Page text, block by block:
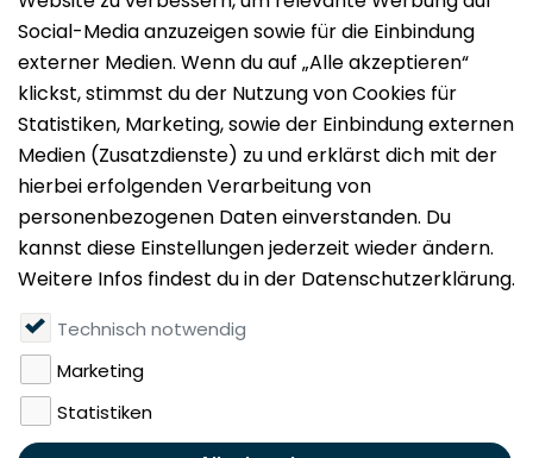
Impressum
Datenschutz
Nutzungsbedingungen
Mieten
Vermieten
Über uns
Presse
Geldwäschegesetz